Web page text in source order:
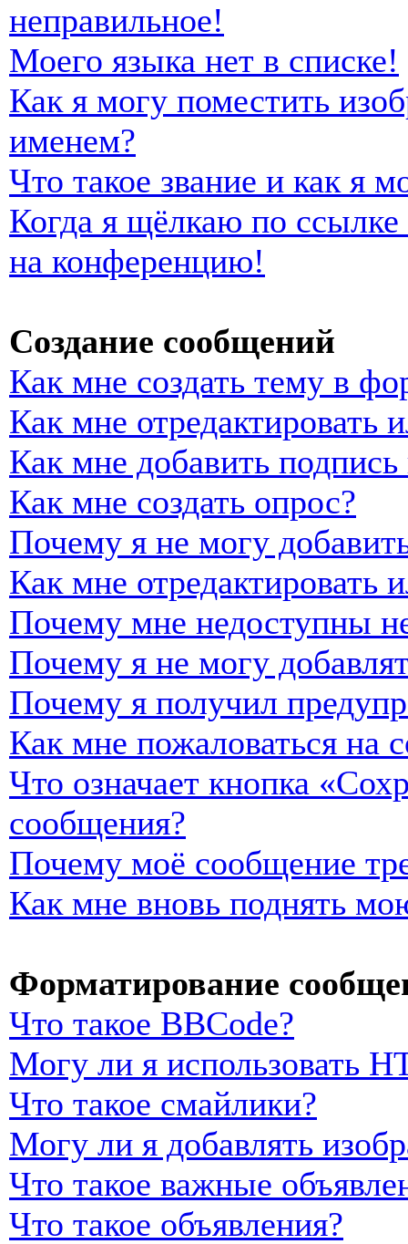
неправильное!
Моего языка нет в списке!
Как я могу поместить
именем?
Что такое звание и как я
Когда я щёлкаю по
на конференцию!
Создание сообщений
Как мне создать тему в
Как мне отредактировать
Как мне добавить
Как мне создать опрос?
Почему я не могу
Как мне отредактировать
Почему мне недоступны
Почему я не могу
Почему я получил
Как мне пожаловаться на
Что означает кнопка
сообщения?
Почему моё сообщение
Как мне вновь поднять
Форматирование
Что такое BBCode?
Могу ли я использовать
Что такое смайлики?
Могу ли я добавлять
Что такое важные
Что такое объявления?